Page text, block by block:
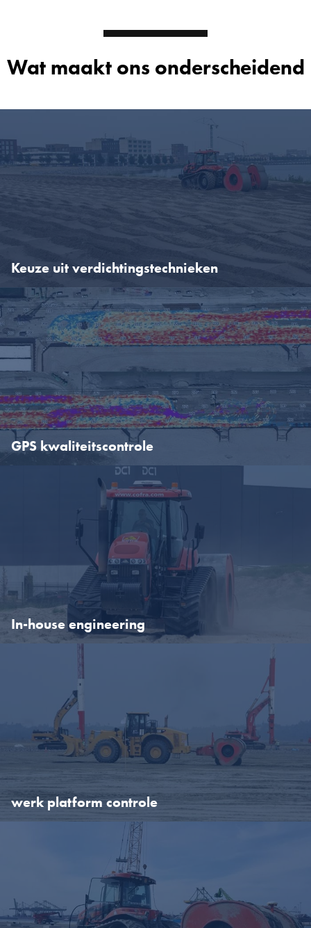
Wat maakt ons onderscheidend
Keuze uit verdichtingstechnieken
Keuze uit verdichtingstechnieken
Cofra heeft de keuze uit drie complementaire
verdichtingstechnieken. Hierdoor kan hij de beste
verdichtingsmethode voor uw project kiezen. Vraag gerust naar de
oplossing voor uw specifieke projectsituatie en wensen.
GPS kwaliteitscontrole
GPS kwaliteitscontrole
De CRC-techniek verdicht de ondergrond snel, homogeen en met
hoge nauwkeurigheid dankzij het gebruik van een GPS-gestuurd
monitoringsysteem. De belangrijkste interessante parameter is de
vertraging van de impact, die gerelateerd is aan het
verdichtingsniveau van de ondergrond. Overzichten van de
vertraging, zoals schematisch weergegeven in de afbeelding
hierboven, geven inzicht in de gebieden die verdere aandacht
behoeven.
In-house engineering
In-house engineering
Onze eigen geotechnische afdeling is betrokken bij ieder
verdichtingsproject. De geotechnische ingenieurs van Cofra staan
klaar om de gegevens te beoordelen en locatiespecifieke
correlaties te leggen tussen de monitoringgegevens en de
overdrachtscriteria. Indien nodig voeren zij ook de eindtesten uit.
werk platform controle
werk platform controle
Onze CRC-rollen worden ook gebruikt om werkplatformen te
verdichten.